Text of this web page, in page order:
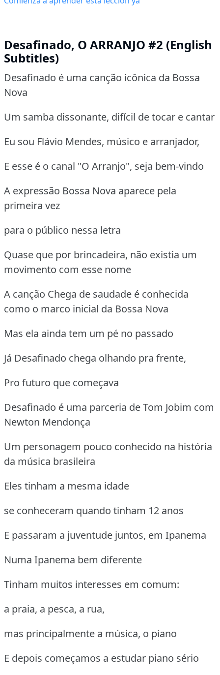
Desafinado, O ARRANJO #2 (English
Subtitles)
Desafinado é uma canção icônica da Bossa
Nova
Um samba dissonante, difícil de tocar e cantar
Eu sou Flávio Mendes, músico e arranjador,
E esse é o canal "O Arranjo", seja bem-vindo
A expressão Bossa Nova aparece pela
primeira vez
para o público nessa letra
Quase que por brincadeira, não existia um
movimento com esse nome
A canção Chega de saudade é conhecida
como o marco inicial da Bossa Nova
Mas ela ainda tem um pé no passado
Já Desafinado chega olhando pra frente,
Pro futuro que começava
Desafinado é uma parceria de Tom Jobim com
Newton Mendonça
Um personagem pouco conhecido na história
da música brasileira
Eles tinham a mesma idade
se conheceram quando tinham 12 anos
E passaram a juventude juntos, em Ipanema
Numa Ipanema bem diferente
Tinham muitos interesses em comum:
a praia, a pesca, a rua,
mas principalmente a música, o piano
E depois começamos a estudar piano sério